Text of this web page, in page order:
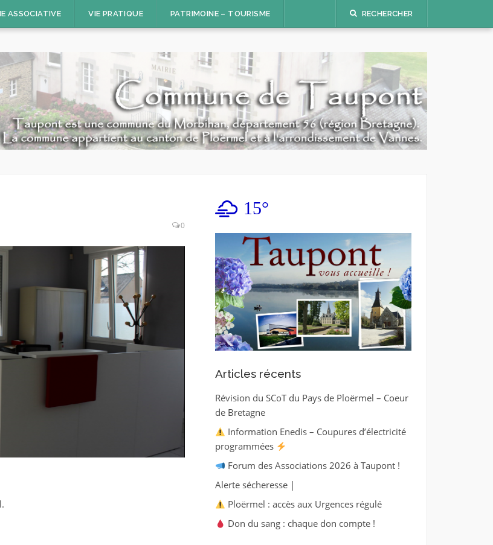
ASSOCIATIVE VIE PRATIQUE PATRIMOINE – TOURISME RECHERCHER
0
15°
Articles récents
Révision du SCoT du Pays de Ploërmel – Coeur
de Bretagne
Information Enedis – Coupures d’électricité
programmées
Forum des Associations 2026 à Taupont !
Alerte sécheresse |
Ploërmel : accès aux Urgences régulé
Don du sang : chaque don compte !